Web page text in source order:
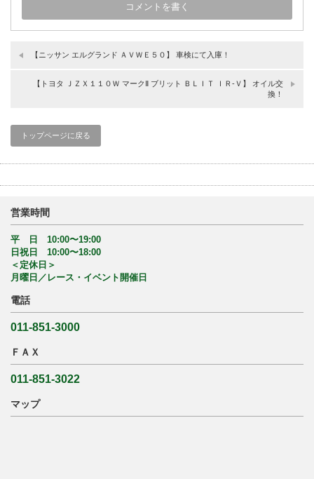
【ニッサン エルグランド ＡＶＷＥ５０】 車検にて入庫！
【トヨタ ＪＺＸ１１０Ｗ マークⅡ ブリット ＢＬＩＴ ＩＲ‐Ｖ】 オイル交
換！
トップページに戻る
営業時間
平 日 10:00〜19:00
日祝日 10:00〜18:00
＜定休日＞
月曜日／レース・イベント開催日
電話
011-851-3000
ＦＡＸ
011-851-3022
マップ